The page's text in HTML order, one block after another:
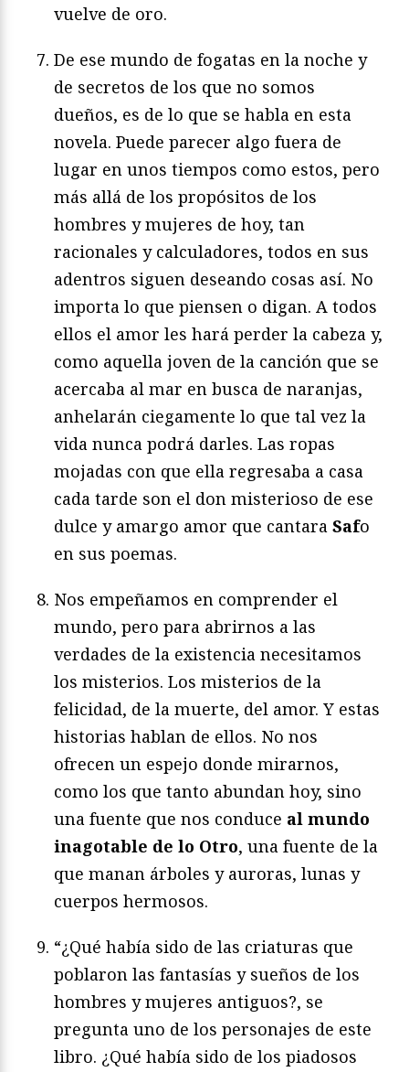
vuelve de oro.
De ese mundo de fogatas en la noche y
de secretos de los que no somos
dueños, es de lo que se habla en esta
novela. Puede parecer algo fuera de
lugar en unos tiempos como estos, pero
más allá de los propósitos de los
hombres y mujeres de hoy, tan
racionales y calculadores, todos en sus
adentros siguen deseando cosas así. No
importa lo que piensen o digan. A todos
ellos el amor les hará perder la cabeza y,
como aquella joven de la canción que se
acercaba al mar en busca de naranjas,
anhelarán ciegamente lo que tal vez la
vida nunca podrá darles. Las ropas
mojadas con que ella regresaba a casa
cada tarde son el don misterioso de ese
dulce y amargo amor que cantara Safo
en sus poemas.
Nos empeñamos en comprender el
mundo, pero para abrirnos a las
verdades de la existencia necesitamos
los misterios. Los misterios de la
felicidad, de la muerte, del amor. Y estas
historias hablan de ellos. No nos
ofrecen un espejo donde mirarnos,
como los que tanto abundan hoy, sino
una fuente que nos conduce al mundo
inagotable de lo Otro, una fuente de la
que manan árboles y auroras, lunas y
cuerpos hermosos.
“¿Qué había sido de las criaturas que
poblaron las fantasías y sueños de los
hombres y mujeres antiguos?, se
pregunta uno de los personajes de este
libro. ¿Qué había sido de los piadosos